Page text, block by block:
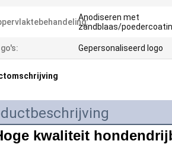
Anodiseren met
zandblaas/
Gepersonaliseerd logo
kwaliteit